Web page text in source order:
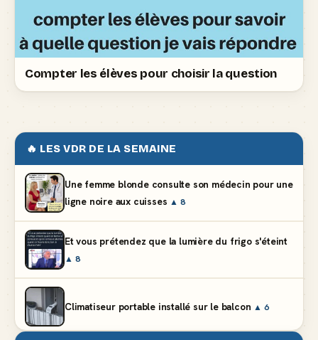
Compter les élèves pour choisir la question
🔥 LES VDR DE LA SEMAINE
Une femme blonde consulte son médecin pour une
ligne noire aux cuisses ▲ 8
Et vous prétendez que la lumière du frigo s'éteint
▲ 8
Climatiseur portable installé sur le balcon ▲ 6